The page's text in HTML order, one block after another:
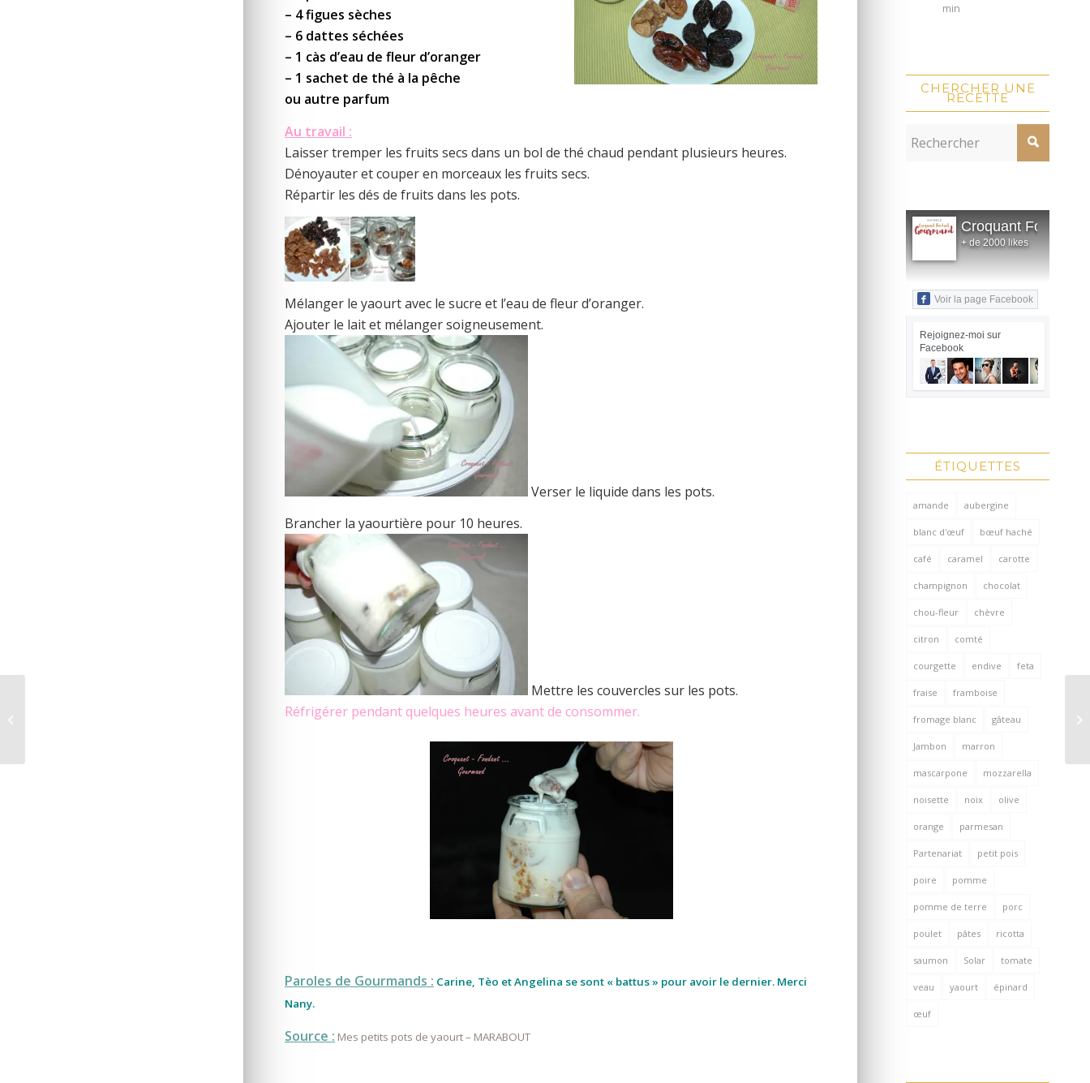
– 4 figues sèches
– 6 dattes séchées
– 1 càs d’eau de fleur d’oranger
– 1 sachet de thé à la pêche
ou autre parfum
Au travail :
Laisser tremper les fruits secs dans un bol de thé chaud pendant plusieurs heures.
Dénoyauter et couper en morceaux les fruits secs.
Répartir les dés de fruits dans les pots.
Mélanger le yaourt avec le sucre et l’eau de fleur d’oranger.
Ajouter le lait et mélanger soigneusement.
Verser le liquide dans les pots.
Brancher la yaourtière pour 10 heures.
Mettre les couvercles sur les pots.
Réfrigérer pendant quelques heures avant de consommer.
Paroles de Gourmands : Carine, Tèo et Angelina se sont « battus » pour avoir le dernier. Merci
Nany.
Source : Mes petits pots de yaourt – MARABOUT
min
CHERCHER UNE
RECETTE
Croquant Fondant
+ de 2000 likes
Voir la page Facebook
Rejoignez-moi sur
Facebook
ÉTIQUETTES
amande aubergine
blanc d'œuf bœuf haché
café caramel carotte
champignon chocolat
chou-fleur chèvre
citron comté
courgette endive feta
fraise framboise
fromage blanc gâteau
Jambon marron
mascarpone mozzarella
noisette noix olive
orange parmesan
Partenariat petit pois
poire pomme
pomme de terre porc
poulet pâtes ricotta
saumon Solar tomate
veau yaourt épinard
œuf